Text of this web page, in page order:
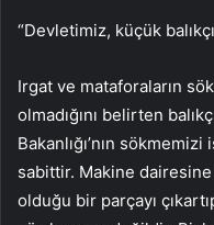
“Devletimiz, küçük
Irgat ve mataforaların
olmadığını belirten
Bakanlığı’nın
sabittir. Makine
olduğu bir parçayı